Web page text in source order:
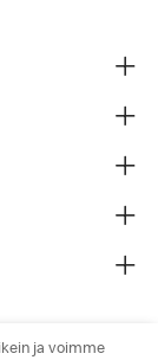
ja voimme